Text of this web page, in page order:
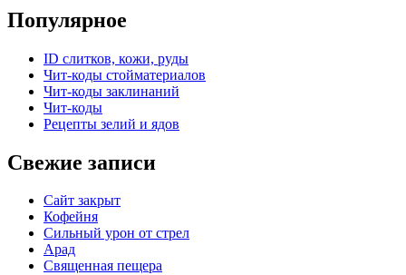
Популярное
ID слитков, кожи, руды
Чит-коды стойматериалов
Чит-коды заклинаний
Чит-коды
Рецепты зелий и ядов
Свежие записи
Сайт закрыт
Кофейня
Cильный урон от стрел
Арад
Священная пещера